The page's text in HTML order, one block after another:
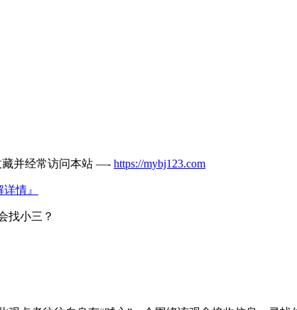
藏并经常访问本站 —- https://mybj123.com
详情』
找小三？